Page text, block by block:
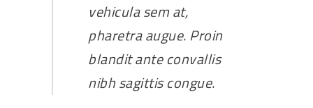
vehicula sem at,
pharetra augue. Proin
blandit ante convallis
nibh sagittis congue.